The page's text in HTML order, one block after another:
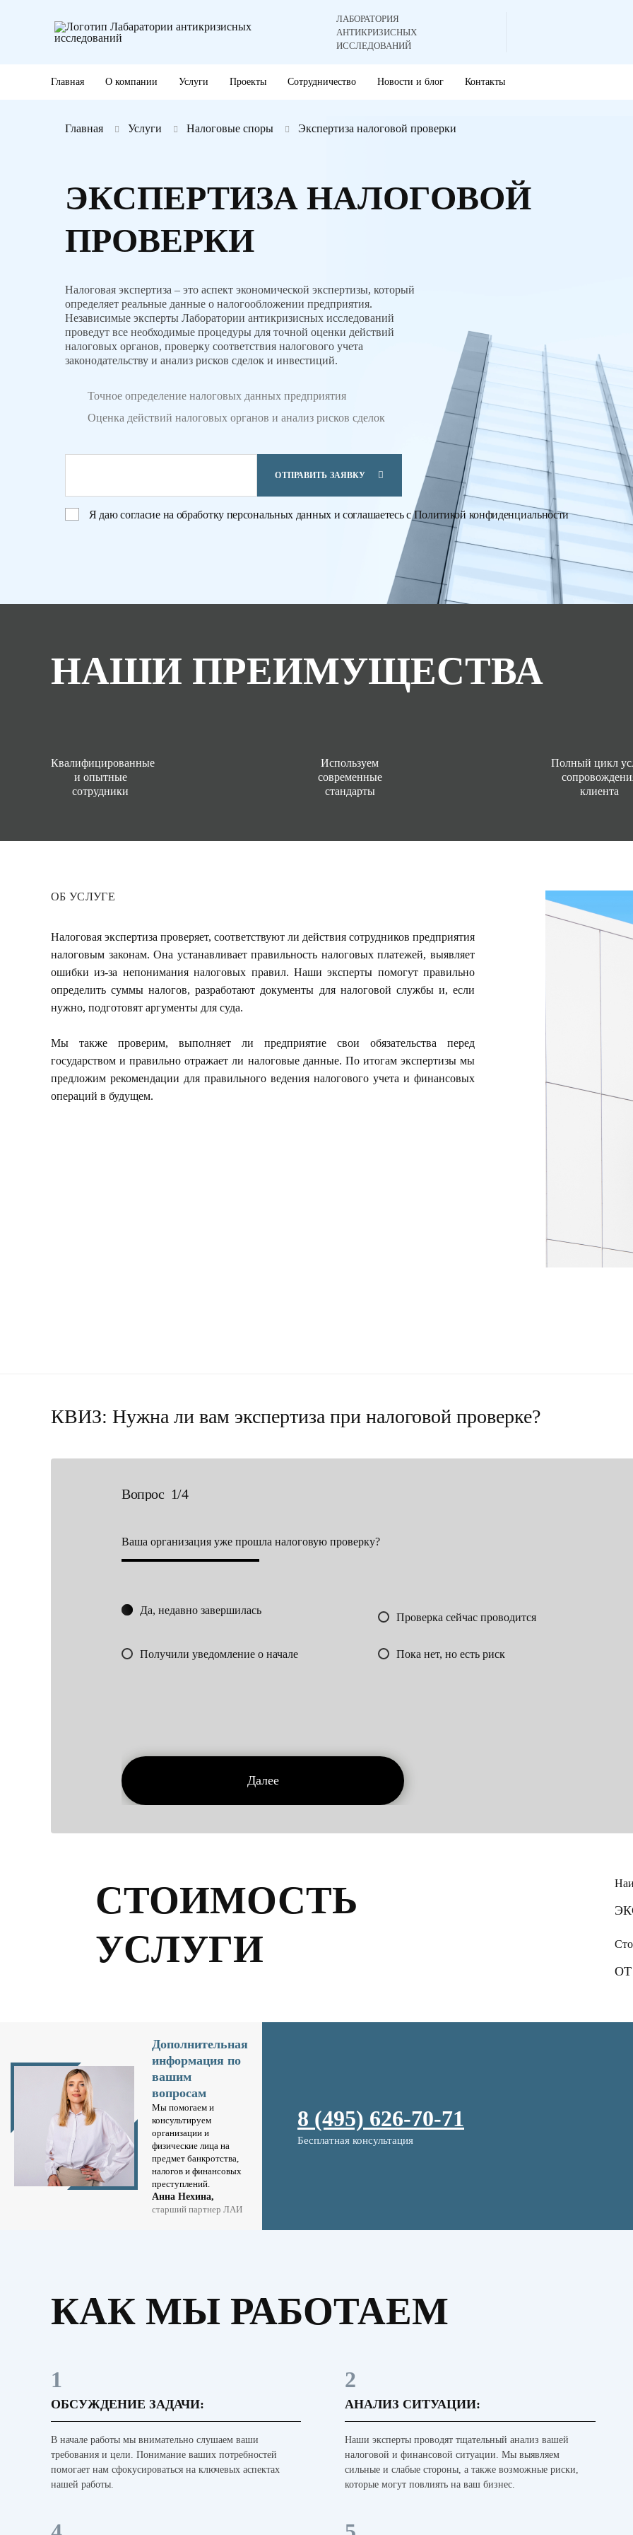
Главная Услуги Налоговые споры Экспертиза налоговой проверки
ЭКСПЕРТИЗА НАЛОГОВОЙ
ПРОВЕРКИ
Налоговая экспертиза – это аспект экономической экспертизы, который
определяет реальные данные о налогообложении предприятия.
Независимые эксперты Лаборатории антикризисных исследований
проведут все необходимые процедуры для точной оценки действий
налоговых органов, проверку соответствия налогового учета
законодательству и анализ рисков сделок и инвестиций.
Точное определение налоговых данных предприятия
Оценка действий налоговых органов и анализ рисков сделок
ОТПРАВИТЬ ЗАЯВКУ
Я даюсогласие на обработку персональных данныхи соглашаетесь сПолитикой конфиденциальности
ЛАБОРАТОРИЯ
АНТИКРИЗИСНЫХ
ИССЛЕДОВАНИЙ
Главная О компании Услуги Проекты Сотрудничество Новости и блог Контакты
НАШИ ПРЕИМУЩЕСТВА
Квалифицированные
и опытные
сотрудники
Используем
современные
стандарты
Полный цикл
клиента
ОБ УСЛУГЕ
Налоговая экспертиза проверяет, соответствуют ли действия сотрудников предприятия
налоговым законам. Она устанавливает правильность налоговых платежей, выявляет
ошибки из-за непонимания налоговых правил. Наши эксперты помогут правильно
определить суммы налогов, разработают документы для налоговой службы и, если
нужно, подготовят аргументы для суда.
Мы также проверим, выполняет ли предприятие свои обязательства перед
государством и правильно отражает ли налоговые данные. По итогам экспертизы мы
предложим рекомендации для правильного ведения налогового учета и финансовых
операций в будущем.
КВИЗ: Нужна ли вам экспертиза при налоговой проверке?
Вопрос 1/4
Ваша организация уже прошла налоговую проверку?
Да, недавно завершилась
Проверка сейчас проводится
Получили уведомление о начале Пока нет, но есть риск
Далее
СТОИМОСТЬ
УСЛУГИ
Дополнительная
информация по
вашим
вопросам
Мы помогаем и
консультируем
организации и
физические лица на
предмет банкротства,
налогов и финансовых
преступлений.
Анна Нехина,
старший партнер ЛАИ
8 (495) 626-70-71
Бесплатная консультация
КАК МЫ РАБОТАЕМ
1
ОБСУЖДЕНИЕ ЗАДАЧИ:
В начале работы мы внимательно слушаем ваши
требования и цели. Понимание ваших потребностей
помогает нам сфокусироваться на ключевых аспектах
нашей работы.
2
АНАЛИЗ СИТУАЦИИ:
Наши эксперты проводят тщательный анализ вашей
налоговой и финансовой ситуации. Мы выявляем
сильные и слабые стороны, а также возможные риски,
которые могут повлиять на ваш бизнес.